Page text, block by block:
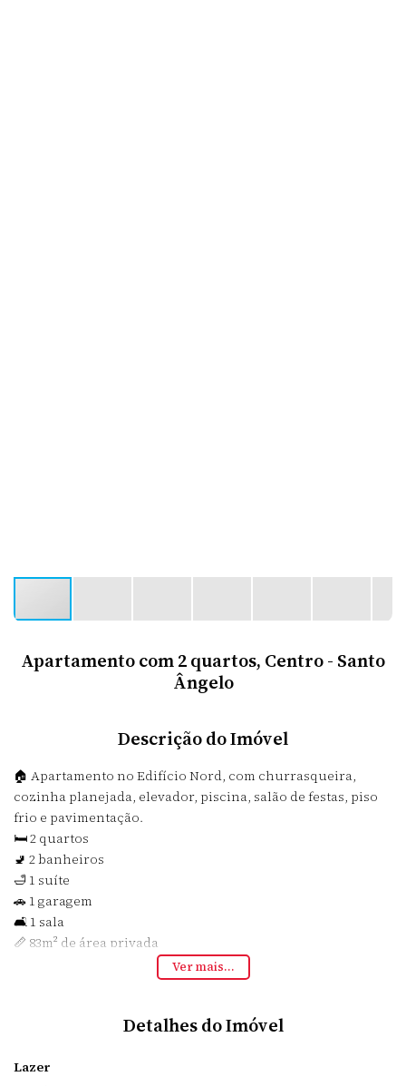
Apartamento com 2 quartos, Centro - Santo
Ângelo
Descrição do Imóvel
🏠 Apartamento no Edifício Nord, com churrasqueira,
cozinha planejada, elevador, piscina, salão de festas, piso
frio e pavimentação.
🛏️ 2 quartos
🚽 2 banheiros
🛁 1 suíte
🚗 1 garagem
🛋️ 1 sala
📏 83m² de área privada
🏡 Perfeito para quem busca conforto e praticidade em um
só lugar. Não perca essa oportunidade, entre em contato
#piscina #cozinhaplanejada 🌟
Ver mais...
Detalhes do Imóvel
Lazer